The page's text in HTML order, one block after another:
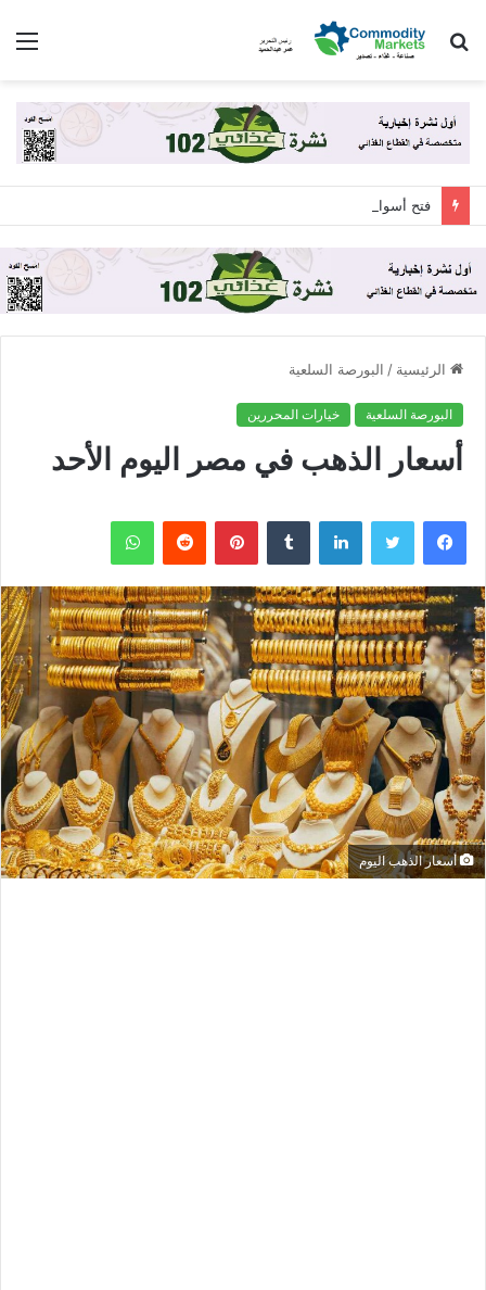
بحث
الرئيسية / البورصة السلعية
البورصة السلعية خيارات المحررين
أسعار الذهب في مصر اليوم الأحد
فيسبوك تويتر لينكدإن بينتيريست واتساب
أسعار الذهب اليوم